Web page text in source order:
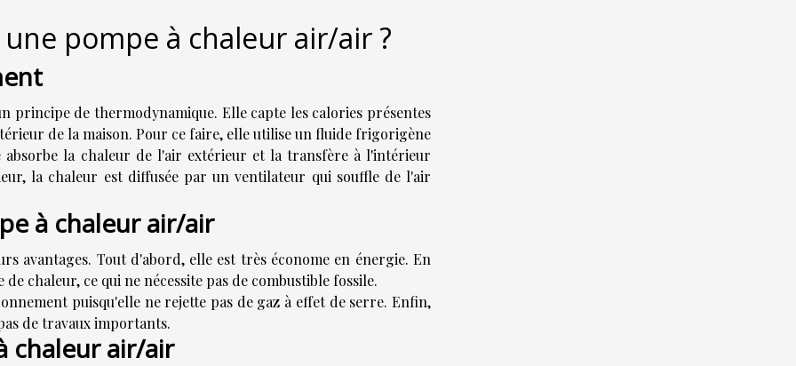
pompe à chaleur air/air ?
principe de thermodynamique. Elle capte les calories présentes
de la maison. Pour ce faire, elle utilise un fluide frigorigène
la chaleur de l'air extérieur et la transfère à l'intérieur
la chaleur est diffusée par un ventilateur qui souffle de l'air
à chaleur air/air
avantages. Tout d'abord, elle est très économe en énergie. En
chaleur, ce qui ne nécessite pas de combustible fossile.
puisqu'elle ne rejette pas de gaz à effet de serre. Enfin,
de travaux importants.
chaleur air/air